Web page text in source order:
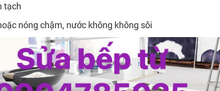
tạch
nóng chậm, nước không không sôi